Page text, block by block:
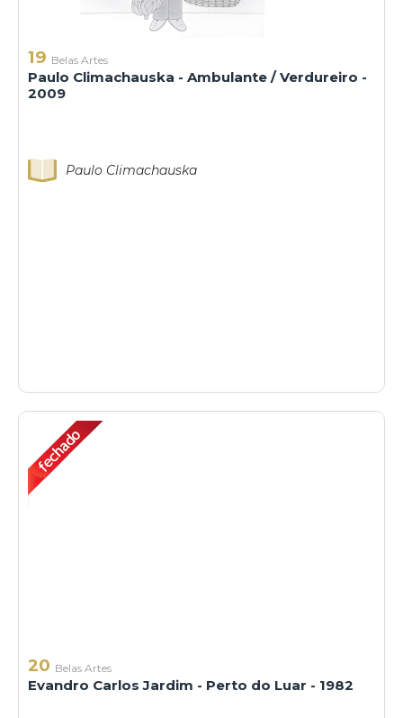
19 Belas Artes
Paulo Climachauska - Ambulante / Verdureiro -
2009
Paulo Climachauska
20 Belas Artes
Evandro Carlos Jardim - Perto do Luar - 1982